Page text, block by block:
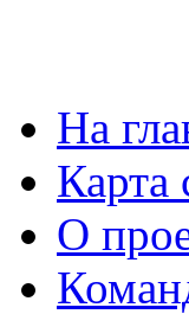
На
Карта
О